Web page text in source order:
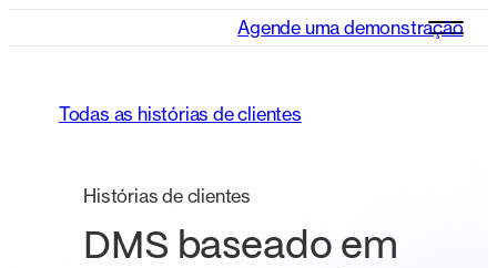
Agende uma demonstração
Todas as histórias de clientes
Histórias de clientes
DMS baseado em